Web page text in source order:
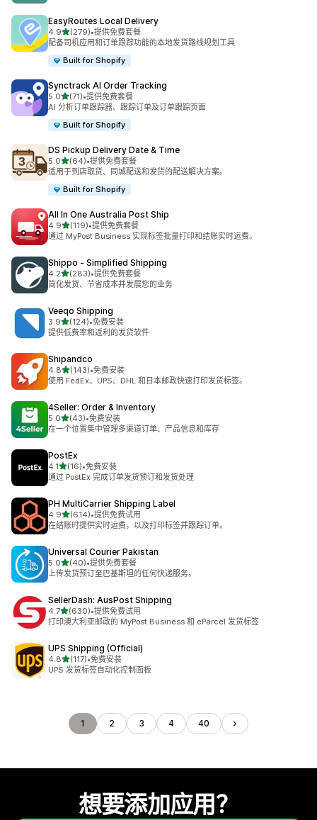
EasyRoutes Local Delivery
4.9星（满分 5 星）
(279)
总共 279 条评论
•提供免费套餐
配备司机应用和订单跟踪功能的本地发货路线规划工具
Built for Shopify
Synctrack AI Order Tracking
5.0星（满分 5 星）
(71)
总共 71 条评论
•提供免费套餐
AI 分析订单跟踪器、跟踪订单及订单跟踪页面
Built for Shopify
DS Pickup Delivery Date & Time
5.0星（满分 5 星）
(64)
总共 64 条评论
•提供免费套餐
适用于到店取货、同城配送和发货的配送解决方案。
Built for Shopify
All In One Australia Post Ship
4.9星（满分 5 星）
(119)
总共 119 条评论
•提供免费套餐
通过 MyPost Business 实现标签批量打印和结账实时运费。
Shippo ‑ Simplified Shipping
4.2星（满分 5 星）
(283)
总共 283 条评论
•提供免费套餐
简化发货、节省成本并发展您的业务
Veeqo Shipping
3.9星（满分 5 星）
(124)
总共 124 条评论
•免费安装
提供低费率和返利的发货软件
Shipandco
4.8星（满分 5 星）
(143)
总共 143 条评论
•免费安装
使用 FedEx、UPS、DHL 和日本邮政快速打印发货标签。
4Seller: Order & Inventory
5.0星（满分 5 星）
(43)
总共 43 条评论
•免费安装
在一个位置集中管理多渠道订单、产品信息和库存
PostEx
4.1星（满分 5 星）
(16)
总共 16 条评论
•免费安装
通过 PostEx 完成订单发货预订和发货处理
PH MultiCarrier Shipping Label
4.9星（满分 5 星）
(614)
总共 614 条评论
•提供免费试用
在结账时提供实时运费，以及打印标签并跟踪订单。
Universal Courier Pakistan
5.0星（满分 5 星）
(40)
总共 40 条评论
•提供免费套餐
上传发货预订至巴基斯坦的任何快递服务。
SellerDash: AusPost Shipping
4.7星（满分 5 星）
(630)
总共 630 条评论
•提供免费试用
打印澳大利亚邮政的 MyPost Business 和 eParcel 发货标签
UPS Shipping (Official)
4.8星（满分 5 星）
(117)
总共 117 条评论
•免费安装
UPS 发货标签自动化控制面板
1 2 3 4 40
想要添加应用？